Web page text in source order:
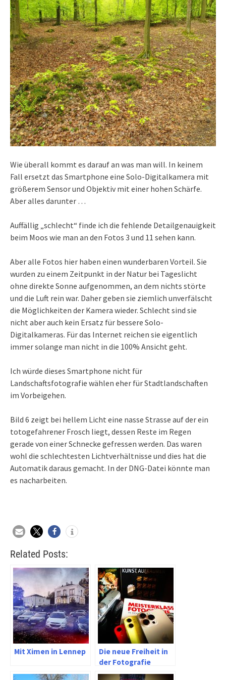
Wie überall kommt es darauf an was man will. In keinem
Fall ersetzt das Smartphone eine Solo-Digitalkamera mit
größerem Sensor und Objektiv mit einer hohen Schärfe.
Aber alles darunter …
Auffällig „schlecht“ finde ich die fehlende Detailgenauigkeit
beim Moos wie man an den Fotos 3 und 11 sehen kann.
Aber alle Fotos hier haben einen wunderbaren Vorteil. Sie
wurden zu einem Zeitpunkt in der Natur bei Tageslicht
ohne direkte Sonne aufgenommen, an dem nichts störte
und die Luft rein war. Daher geben sie ziemlich unverfälscht
die Möglichkeiten der Kamera wieder. Schlecht sind sie
nicht aber auch kein Ersatz für bessere Solo-
Digitalkameras. Für das Internet reichen sie eigentlich
immer solange man nicht in die 100% Ansicht geht.
Ich würde dieses Smartphone nicht für
Landschaftsfotografie wählen eher für Stadtlandschaften
im Vorbeigehen.
Bild 6 zeigt bei hellem Licht eine nasse Strasse auf der ein
totogefahrener Frosch liegt, dessen Reste im Regen
gerade von einer Schnecke gefressen werden. Das waren
wohl die schlechtesten Lichtverhältnisse und dies hat die
Automatik daraus gemacht. In der DNG-Datei könnte man
es nacharbeiten.
Related Posts:
Mit Ximen in Lennep
Die neue Freiheit in
der Fotografie